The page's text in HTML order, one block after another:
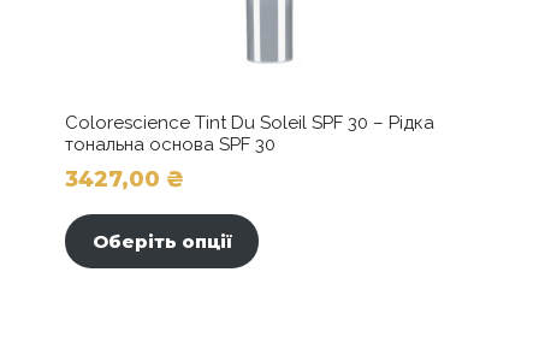
Colorescience Tint Du Soleil SPF 30 – Рідка
тональна основа SPF 30
3427,00 ₴
Оберіть опції